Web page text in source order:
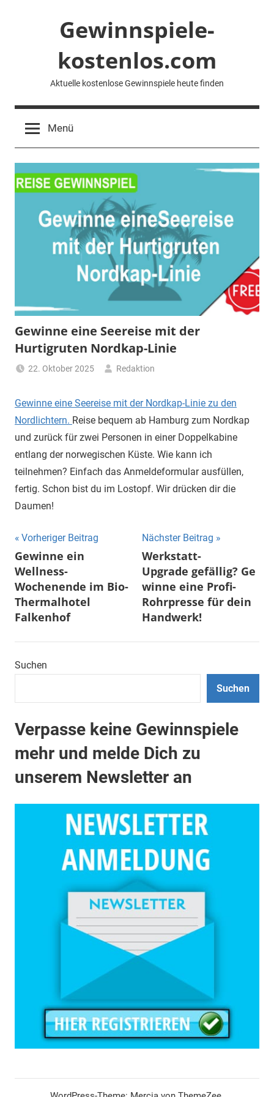
Gewinnspiele-
kostenlos.com
Aktuelle kostenlose Gewinnspiele heute finden
Menü
Gewinne eine Seereise mit der
Hurtigruten Nordkap-Linie
22. Oktober 2025 Redaktion
Gewinne eine Seereise mit der Nordkap-Linie zu den
Nordlichtern. Reise bequem ab Hamburg zum Nordkap
und zurück für zwei Personen in einer Doppelkabine
entlang der norwegischen Küste. Wie kann ich
teilnehmen? Einfach das Anmeldeformular ausfüllen,
fertig. Schon bist du im Lostopf. Wir drücken dir die
Daumen!
Beitragsnavigation
Vorheriger Beitrag
Gewinne ein
Wellness-
Wochenende im Bio-
Thermalhotel
Falkenhof
Nächster Beitrag
Werkstatt-
Upgrade gefällig? Ge
winne eine Profi-
Rohrpresse für dein
Handwerk!
Suchen
Suchen
Verpasse keine Gewinnspiele
mehr und melde Dich zu
unserem Newsletter an